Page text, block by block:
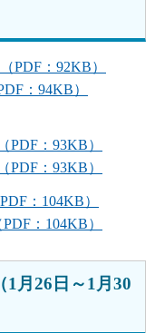
：92KB）
：94KB）
：93KB）
：93KB）
：104KB）
：104KB）
1月26日～1月30